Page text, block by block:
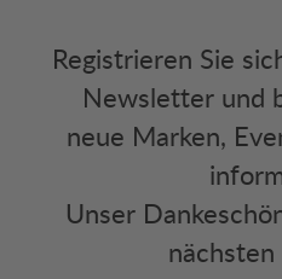
Registrieren Sie
Newsletter und
neue Marken,
Unser